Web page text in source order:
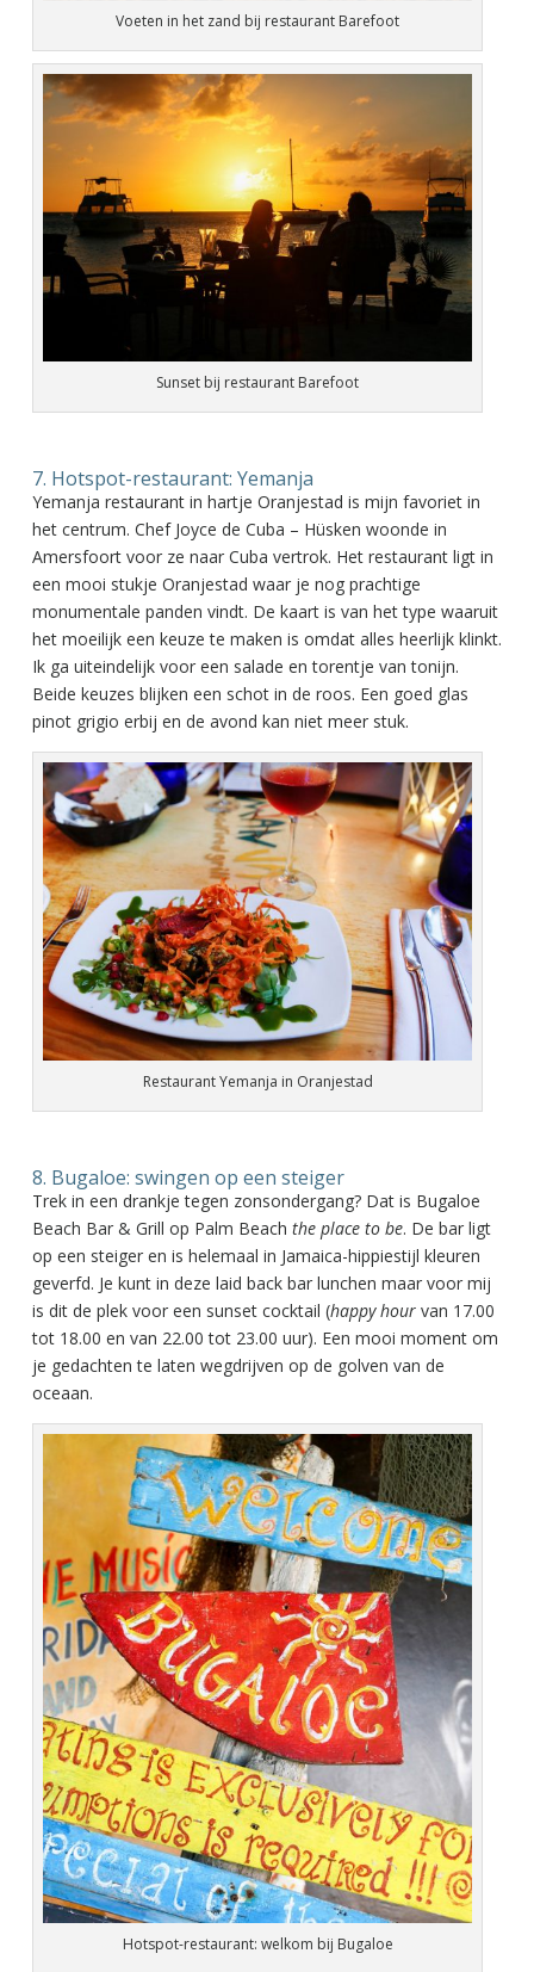
Voeten in het zand bij restaurant Barefoot
Sunset bij restaurant Barefoot
7. Hotspot-restaurant: Yemanja
Yemanja restaurant in hartje Oranjestad is mijn favoriet in
het centrum. Chef Joyce de Cuba – Hüsken woonde in
Amersfoort voor ze naar Cuba vertrok. Het restaurant ligt in
een mooi stukje Oranjestad waar je nog prachtige
monumentale panden vindt. De kaart is van het type waaruit
het moeilijk een keuze te maken is omdat alles heerlijk klinkt.
Ik ga uiteindelijk voor een salade en torentje van tonijn.
Beide keuzes blijken een schot in de roos. Een goed glas
pinot grigio erbij en de avond kan niet meer stuk.
Restaurant Yemanja in Oranjestad
8. Bugaloe: swingen op een steiger
Trek in een drankje tegen zonsondergang? Dat is Bugaloe
Beach Bar & Grill op Palm Beach the place to be. De bar ligt
op een steiger en is helemaal in Jamaica-hippiestijl kleuren
geverfd. Je kunt in deze laid back bar lunchen maar voor mij
is dit de plek voor een sunset cocktail (happy hourvan 17.00
tot 18.00 en van 22.00 tot 23.00 uur). Een mooi moment om
je gedachten te laten wegdrijven op de golven van de
oceaan.
Hotspot-restaurant: welkom bij Bugaloe